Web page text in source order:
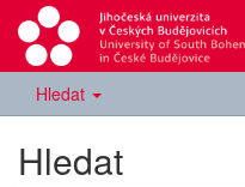
Hledat
Hledat